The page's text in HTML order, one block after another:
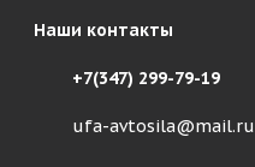
Наши контакты
+7(347) 299-79-19
ufa-avtosila@mail.ru